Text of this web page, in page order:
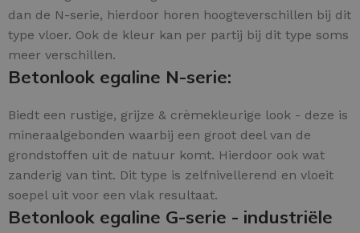
dan de N-serie, hierdoor horen hoogteverschillen bij dit
type vloer. Ook de kleur kan per partij bij dit type soms
meer verschillen.
Betonlook egaline N-serie:
Biedt een rustige, grijze & crèmekleurige look - deze is
mineraalgebonden waarbij een groot deel van de
grondstoffen uit de natuur komt. Hierdoor ook wat
zanderig van tint. Dit type is zelfnivellerend en vloeit
soepel uit voor een vlak resultaat.
Betonlook egaline G-serie - industriële